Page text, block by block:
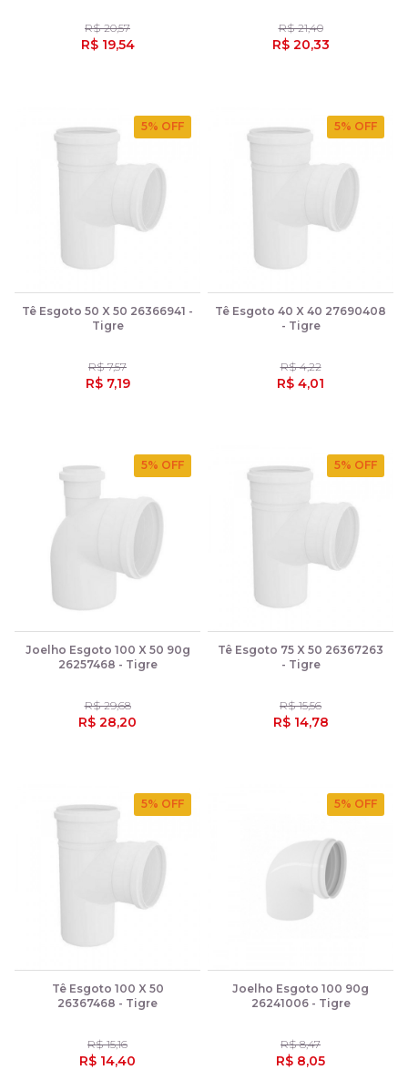
R$ 20,57
R$ 19,54
R$ 21,40
R$ 20,33
5% OFF
Tê Esgoto 50 X 50 26366941 -
Tigre
R$ 7,57
R$ 7,19
5% OFF
Tê Esgoto 40 X 40 27690408
- Tigre
R$ 4,22
R$ 4,01
5% OFF
Joelho Esgoto 100 X 50 90g
26257468 - Tigre
R$ 29,68
R$ 28,20
5% OFF
Tê Esgoto 75 X 50 26367263
- Tigre
R$ 15,56
R$ 14,78
5% OFF
Tê Esgoto 100 X 50
26367468 - Tigre
R$ 15,16
R$ 14,40
5% OFF
Joelho Esgoto 100 90g
26241006 - Tigre
R$ 8,47
R$ 8,05